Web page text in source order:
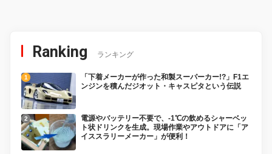
Ranking ランキング
「下着メーカーが作った和製スーパーカー!?」F1エ
ンジンを積んだジオット・キャスピタという伝説
電源やバッテリー不要で、-1℃の飲めるシャーベッ
ト状ドリンクを生成。現場作業やアウトドアに「ア
イススラリーメーカー」が便利！